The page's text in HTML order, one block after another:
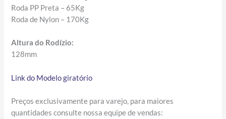
Roda PP Preta – 65Kg
Roda de Nylon – 170Kg
Altura do Rodízio:
128mm
Link do Modelo giratório
Preços exclusivamente para varejo, para maiores
quantidades consulte nossa equipe de vendas: